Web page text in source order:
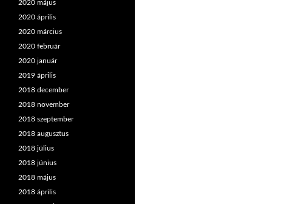
2020 május
2020 április
2020 március
2020 február
2020 január
2019 április
2018 december
2018 november
2018 szeptember
2018 augusztus
2018 július
2018 június
2018 május
2018 április